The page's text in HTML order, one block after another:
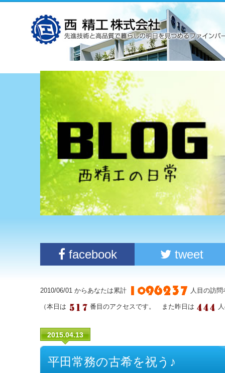
facebook tweet
2010/06/01 からあなたは累計 人目の訪
（本日は 番目のアクセスです。 また昨日は
2015.04.13
平田常務の古希を祝う♪